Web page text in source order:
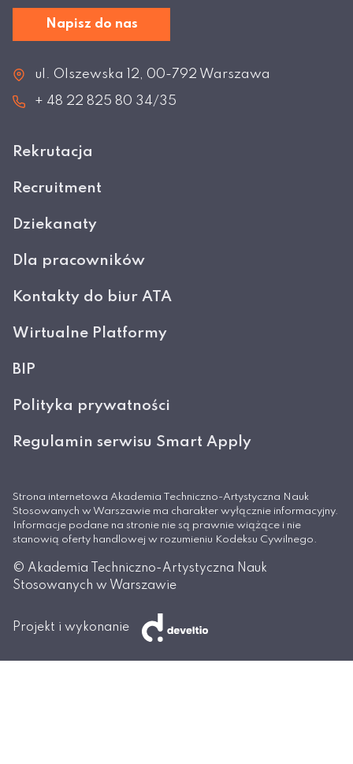
Napisz do nas
ul. Olszewska 12, 00-792 Warszawa
+ 48 22 825 80 34/35
Rekrutacja
Recruitment
Dziekanaty
Dla pracowników
Kontakty do biur ATA
Wirtualne Platformy
BIP
Polityka prywatności
Regulamin serwisu Smart Apply
Strona internetowa Akademia Techniczno-Artystyczna Nauk
Stosowanych w Warszawie ma charakter wyłącznie informacyjny.
Informacje podane na stronie nie są prawnie wiążące i nie
stanowią oferty handlowej w rozumieniu Kodeksu Cywilnego.
© Akademia Techniczno-Artystyczna Nauk
Stosowanych w Warszawie
Projekt i wykonanie